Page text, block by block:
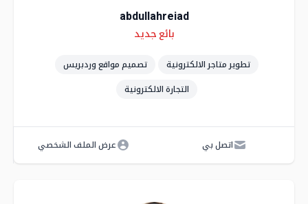
abdullahreiad
بائع جديد
تطوير متاجر الالكترونية
تصميم مواقع وردبريس
التجارة الالكترونية
اتصل بي عرض الملف الشخصي